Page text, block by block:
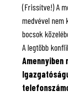
(Frissítve!) A
medvével
bocsok
A legtöbb
Amennyiben